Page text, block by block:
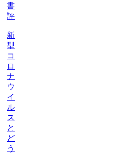
書
評
新
型
コ
ロ
ナ
ウ
イ
ル
ス
と
ど
う